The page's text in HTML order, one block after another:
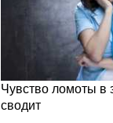
Чувство ломоты в
сводит